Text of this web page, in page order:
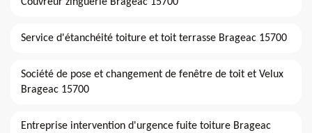
Couvreur zinguerie Brageac 15700
Service d'étanchéité toiture et toit terrasse Brageac 15700
Société de pose et changement de fenêtre de toit et Velux
Brageac 15700
Entreprise intervention d'urgence fuite toiture Brageac